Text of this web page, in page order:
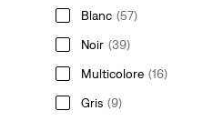
Blanc (57)
Noir (39)
Multicolore (16)
Gris (9)